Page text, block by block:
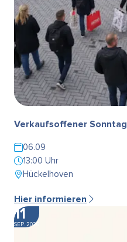
Verkaufsoffener Sonntag
06.09
13:00 Uhr
Hückelhoven
Hier informieren
11
SEP. 2026